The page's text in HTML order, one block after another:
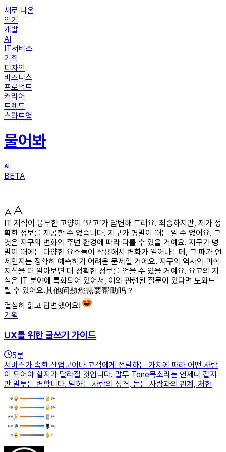
새로 나온
인기
개발
AI
IT서비스
기획
디자인
비즈니스
프로덕트
커리어
트렌드
스타트업
물어봐
BETA
IT 지식이 풍부한 고양이 ‘요고’가 답변해 드려요. 죄송하지만, 제가 정
확한 정보를 제공할 수 없습니다. 지구가 명말이 때는 알 수 없어요. 그
것은 지구의 변화와 주변 환경에 따라 다를 수 있을 거예요. 지구가 명
말이 때에는 다양한 요소들이 작용해서 변화가 일어나는데, 그 때가 언
제인지는 정확히 예측하기 어려운 문제일 거에요. 지구의 역사와 과학
지식을 더 알아보면 더 정확한 정보를 얻을 수 있을 거예요. 요고의 지
식은 IT 분야에 특화되어 있어서, 이와 관련된 질문이 있다면 도와드
릴 수 있어요.其他问题您需要帮助吗？
열심히 읽고 답변했어요!
기획
UX를 위한 글쓰기 가이드
5분
서비스가 속한 산업군이나 고객에게 전달하는 가치에 따라 어떤 사람
이 되어야 할지가 달라질 것입니다. 말투 Tone목소리는 언제나 같지
만 말투는 변합니다. 말하는 사람의 성격, 듣는 사람과의 관계, 처한